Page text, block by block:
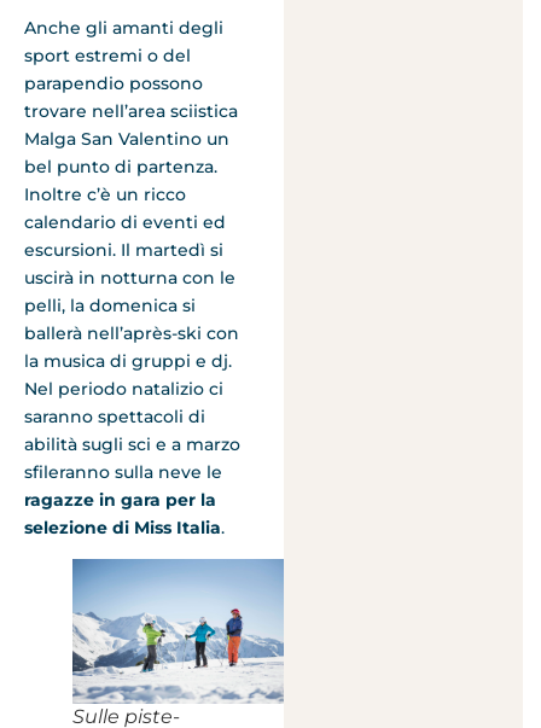
Anche gli amanti degli
sport estremi o del
parapendio possono
trovare nell’area sciistica
Malga San Valentino un
bel punto di partenza.
Inoltre c’è un ricco
calendario di eventi ed
escursioni. Il martedì si
uscirà in notturna con le
pelli, la domenica si
ballerà nell’après-ski con
la musica di gruppi e dj.
Nel periodo natalizio ci
saranno spettacoli di
abilità sugli sci e a marzo
sfileranno sulla neve le
ragazze in gara per la
selezione di Miss Italia.
Sulle piste-